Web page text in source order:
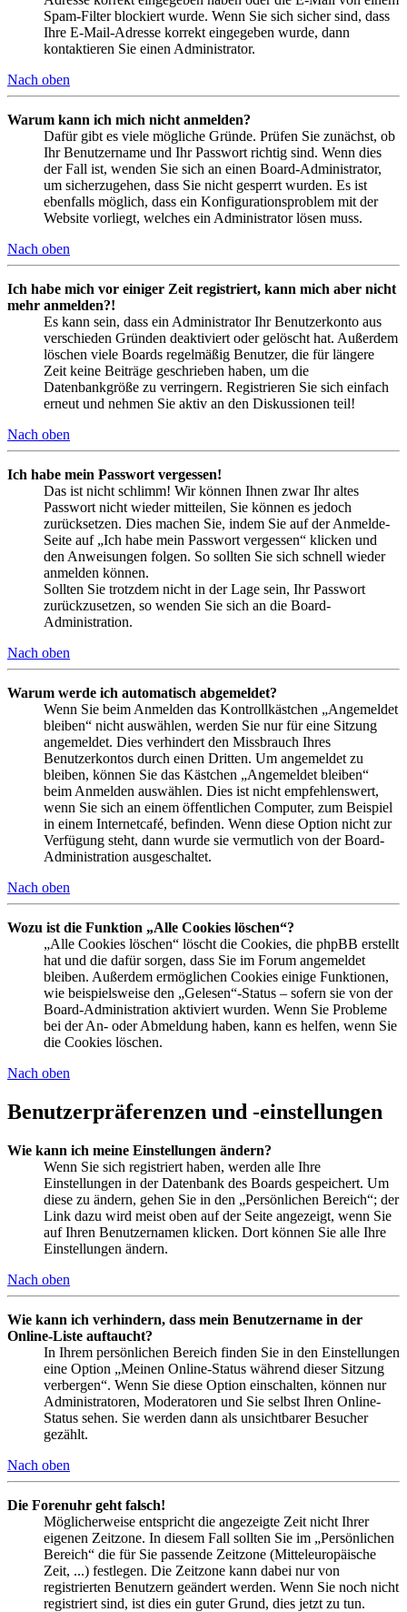
Spam-Filter blockiert wurde. Wenn Sie sich sicher sind, dass
Ihre E-Mail-Adresse korrekt eingegeben wurde, dann
kontaktieren Sie einen Administrator.
Nach oben
Warum kann ich mich nicht anmelden?
Dafür gibt es viele mögliche Gründe. Prüfen Sie zunächst, ob
Ihr Benutzername und Ihr Passwort richtig sind. Wenn dies
der Fall ist, wenden Sie sich an einen Board-Administrator,
um sicherzugehen, dass Sie nicht gesperrt wurden. Es ist
ebenfalls möglich, dass ein Konfigurationsproblem mit der
Website vorliegt, welches ein Administrator lösen muss.
Nach oben
Ich habe mich vor einiger Zeit registriert, kann mich aber nicht
mehr anmelden?!
Es kann sein, dass ein Administrator Ihr Benutzerkonto aus
verschieden Gründen deaktiviert oder gelöscht hat. Außerdem
löschen viele Boards regelmäßig Benutzer, die für längere
Zeit keine Beiträge geschrieben haben, um die
Datenbankgröße zu verringern. Registrieren Sie sich einfach
erneut und nehmen Sie aktiv an den Diskussionen teil!
Nach oben
Ich habe mein Passwort vergessen!
Das ist nicht schlimm! Wir können Ihnen zwar Ihr altes
Passwort nicht wieder mitteilen, Sie können es jedoch
zurücksetzen. Dies machen Sie, indem Sie auf der Anmelde-
Seite auf „Ich habe mein Passwort vergessen“ klicken und
den Anweisungen folgen. So sollten Sie sich schnell wieder
anmelden können.
Sollten Sie trotzdem nicht in der Lage sein, Ihr Passwort
zurückzusetzen, so wenden Sie sich an die Board-
Administration.
Nach oben
Warum werde ich automatisch abgemeldet?
Wenn Sie beim Anmelden das Kontrollkästchen „Angemeldet
bleiben“ nicht auswählen, werden Sie nur für eine Sitzung
angemeldet. Dies verhindert den Missbrauch Ihres
Benutzerkontos durch einen Dritten. Um angemeldet zu
bleiben, können Sie das Kästchen „Angemeldet bleiben“
beim Anmelden auswählen. Dies ist nicht empfehlenswert,
wenn Sie sich an einem öffentlichen Computer, zum Beispiel
in einem Internetcafé, befinden. Wenn diese Option nicht zur
Verfügung steht, dann wurde sie vermutlich von der Board-
Administration ausgeschaltet.
Nach oben
Wozu ist die Funktion „Alle Cookies löschen“?
„Alle Cookies löschen“ löscht die Cookies, die phpBB erstellt
hat und die dafür sorgen, dass Sie im Forum angemeldet
bleiben. Außerdem ermöglichen Cookies einige Funktionen,
wie beispielsweise den „Gelesen“-Status – sofern sie von der
Board-Administration aktiviert wurden. Wenn Sie Probleme
bei der An- oder Abmeldung haben, kann es helfen, wenn Sie
die Cookies löschen.
Nach oben
Benutzerpräferenzen und -einstellungen
Wie kann ich meine Einstellungen ändern?
Wenn Sie sich registriert haben, werden alle Ihre
Einstellungen in der Datenbank des Boards gespeichert. Um
diese zu ändern, gehen Sie in den „Persönlichen Bereich“; der
Link dazu wird meist oben auf der Seite angezeigt, wenn Sie
auf Ihren Benutzernamen klicken. Dort können Sie alle Ihre
Einstellungen ändern.
Nach oben
Wie kann ich verhindern, dass mein Benutzername in der
Online-Liste auftaucht?
In Ihrem persönlichen Bereich finden Sie in den Einstellungen
eine Option „Meinen Online-Status während dieser Sitzung
verbergen“. Wenn Sie diese Option einschalten, können nur
Administratoren, Moderatoren und Sie selbst Ihren Online-
Status sehen. Sie werden dann als unsichtbarer Besucher
gezählt.
Nach oben
Die Forenuhr geht falsch!
Möglicherweise entspricht die angezeigte Zeit nicht Ihrer
eigenen Zeitzone. In diesem Fall sollten Sie im „Persönlichen
Bereich“ die für Sie passende Zeitzone (Mitteleuropäische
Zeit, ...) festlegen. Die Zeitzone kann dabei nur von
registrierten Benutzern geändert werden. Wenn Sie noch nicht
registriert sind, ist dies ein guter Grund, dies jetzt zu tun.